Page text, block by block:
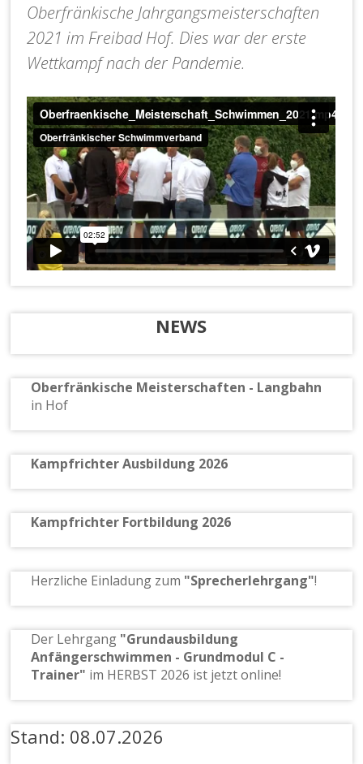
Oberfränkische Jahrgangsmeisterschaften
2021 im Freibad Hof. Dies war der erste
Wettkampf nach der Pandemie.
NEWS
Oberfränkische Meisterschaften - Langbahn
in Hof
Kampfrichter Ausbildung 2026
Kampfrichter Fortbildung 2026
Herzliche Einladung zum "Sprecherlehrgang"!
Der Lehrgang "Grundausbildung
Anfängerschwimmen - Grundmodul C -
Trainer" im HERBST 2026 ist jetzt online!
Stand: 08.07.2026